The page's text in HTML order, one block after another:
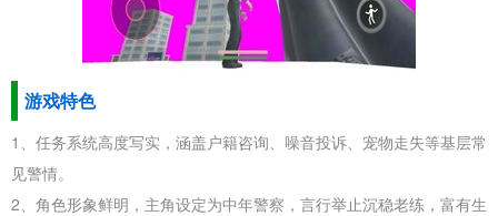
游戏特色
1、任务系统高度写实，涵盖户籍咨询、噪音投诉、宠物走失等基层常
见警情。
2、角色形象鲜明，主角设定为中年警察，言行举止沉稳老练，富有生